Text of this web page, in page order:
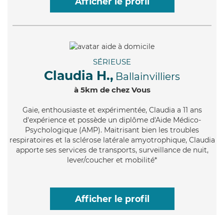
SÉRIEUSE
Claudia H., Ballainvilliers
à 5km de chez Vous
Gaie, enthousiaste et expérimentée, Claudia a 11 ans
d'expérience et possède un diplôme d'Aide Médico-
Psychologique (AMP). Maitrisant bien les troubles
respiratoires et la sclérose latérale amyotrophique, Claudia
apporte ses services de transports, surveillance de nuit,
lever/coucher et mobilité*
Afficher le profil